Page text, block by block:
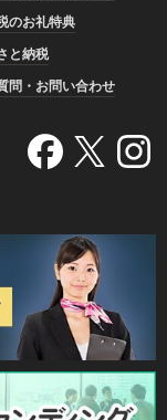
のお礼特典
と納税
問・お問い合わせ